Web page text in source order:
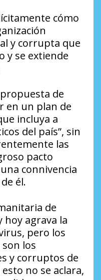
cómo
y corrupta que
y se extiende
de
en un plan de
incluya a
del país”, sin
las
pacto
connivencia
él.
de
hoy agrava la
pero los
los
y corruptos de
no se aclara,